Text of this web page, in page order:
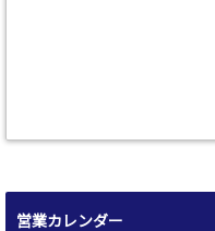
営業カレンダー